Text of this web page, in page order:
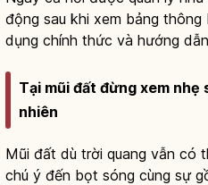
động sau khi xem bảng
dụng chính thức và hướng
Tại mũi đất đừng xem nhẹ
nhiên
Mũi đất dù trời quang vẫn có
chú ý đến bọt sóng cùng sự